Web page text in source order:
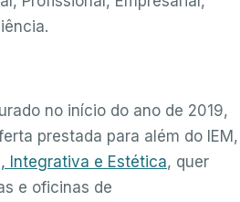
no início do ano de 2019,
prestada para além do IEM,
Integrativa e Estética, quer
e oficinas de